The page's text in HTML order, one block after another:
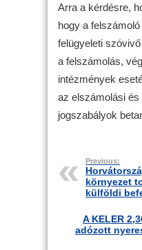
Arra a kérdésre,
hogy a
felügyeleti
a felszámolás,
intézmények
az elszámolási és
jogszabályok
Previous:
környezet
külföldi
A KELER
adózott